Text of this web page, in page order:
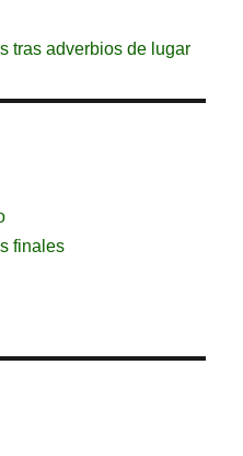
tras adverbios de lugar
finales